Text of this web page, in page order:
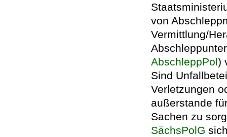
von
Vermittlung/
AbschleppPol)
Sind
Verletzungen
außerstande
Sachen zu
SächsPolG